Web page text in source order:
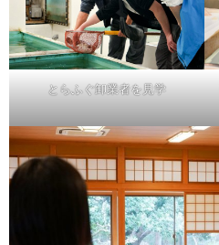
とらふぐ卸業者を見学